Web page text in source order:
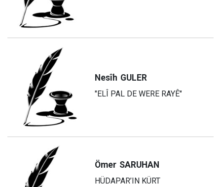
Nesîh GULER
"ELÎ PAL DE WERE RAYÊ"
Ömer SARUHAN
HÜDAPAR’IN KÜRT